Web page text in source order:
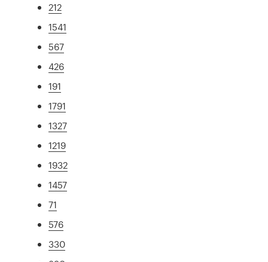
212
1541
567
426
191
1791
1327
1219
1932
1457
71
576
330